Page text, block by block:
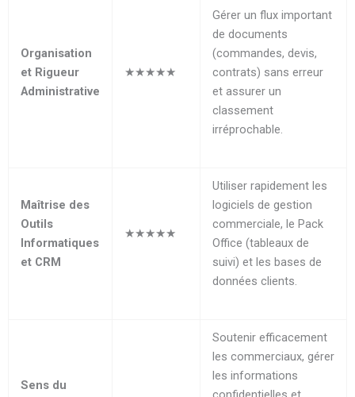
Organisation
et Rigueur
Administrative
★★★★★
Gérer un flux important
de documents
(commandes, devis,
contrats) sans erreur
et assurer un
classement
irréprochable.
Maîtrise des
Outils
Informatiques
et CRM
★★★★★
Utiliser rapidement les
logiciels de gestion
commerciale, le Pack
Office (tableaux de
suivi) et les bases de
données clients.
Sens du
Soutenir efficacement
les commerciaux, gérer
les informations